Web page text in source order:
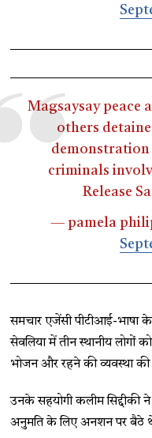
Magsaysay peace
others
demonstration
criminals
Release
— pamela
समचार एजेंसी पीटीआई-भाषा
सेवलिया में तीन स्थानीय लोगों
भोजन और रहने की व्यवस्था की
उनके सहयोगी कलीम सिद्दीकी ने
अनुमति के लिए अनशन पर बैठे